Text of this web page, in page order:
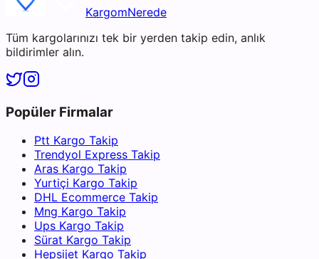
KargomNerede
Tüm kargolarınızı tek bir yerden takip edin, anlık
bildirimler alın.
Popüler Firmalar
Ptt Kargo Takip
Trendyol Express Takip
Aras Kargo Takip
Yurtiçi Kargo Takip
DHL Ecommerce Takip
Mng Kargo Takip
Ups Kargo Takip
Sürat Kargo Takip
Hepsijet Kargo Takip